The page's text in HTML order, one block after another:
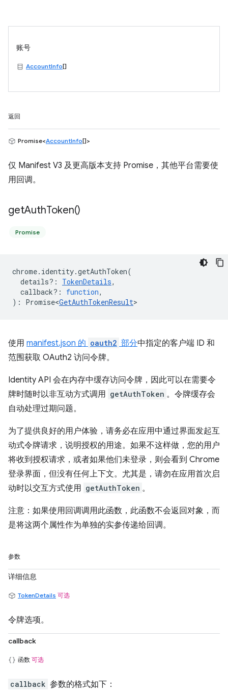
账号
AccountInfo[]
返回
Promise<AccountInfo[]>
仅 Manifest V3 及更高版本支持 Promise，其他平台需要使
用回调。
getAuthToken()
Promise
chrome. identity.getAuthToken(
details? : TokenDetails,
callback? : function,
) : Promise<GetAuthTokenResult>
使用 manifest.json 的 oauth2 部分中指定的客户端 ID 和
范围获取 OAuth2 访问令牌。
Identity API 会在内存中缓存访问令牌，因此可以在需要令
牌时随时以非互动方式调用 getAuthToken 。令牌缓存会
自动处理过期问题。
为了提供良好的用户体验，请务必在应用中通过界面发起互
动式令牌请求，说明授权的用途。如果不这样做，您的用户
将收到授权请求，或者如果他们未登录，则会看到 Chrome
登录界面，但没有任何上下文。尤其是，请勿在应用首次启
动时以交互方式使用 getAuthToken 。
注意：如果使用回调调用此函数，此函数不会返回对象，而
是将这两个属性作为单独的实参传递给回调。
参数
详细信息
TokenDetails 可选
令牌选项。
callback
函数 可选
callback 参数的格式如下：